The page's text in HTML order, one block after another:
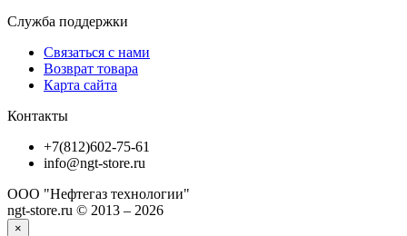
Служба поддержки
Связаться с нами
Возврат товара
Карта сайта
Контакты
+7(812)602-75-61
info@ngt-store.ru
ООО "Нефтегаз технологии"
ngt-store.ru © 2013 – 2026
×